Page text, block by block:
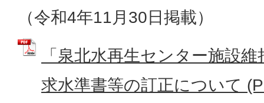
（令和4年11月30日掲載）
「泉北水再生センター施設
求水準書等の訂正について